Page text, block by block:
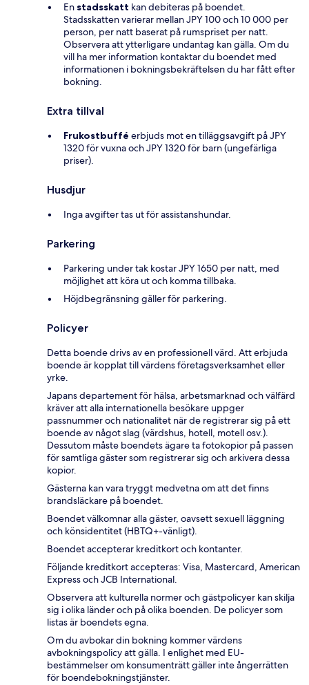
En stadsskatt kan debiteras på boendet.
Stadsskatten varierar mellan JPY 100 och 10 000 per
person, per natt baserat på rumspriset per natt.
Observera att ytterligare undantag kan gälla. Om du
vill ha mer information kontaktar du boendet med
informationen i bokningsbekräftelsen du har fått efter
bokning.
Extra tillval
Frukostbuffé erbjuds mot en tilläggsavgift på JPY
1320 för vuxna och JPY 1320 för barn (ungefärliga
priser).
Husdjur
Inga avgifter tas ut för assistanshundar.
Parkering
Parkering under tak kostar JPY 1650 per natt, med
möjlighet att köra ut och komma tillbaka.
Höjdbegränsning gäller för parkering.
Policyer
Detta boende drivs av en professionell värd. Att erbjuda
boende är kopplat till värdens företagsverksamhet eller
yrke.
Japans departement för hälsa, arbetsmarknad och välfärd
kräver att alla internationella besökare uppger
passnummer och nationalitet när de registrerar sig på ett
boende av något slag (värdshus, hotell, motell osv.).
Dessutom måste boendets ägare ta fotokopior på passen
för samtliga gäster som registrerar sig och arkivera dessa
kopior.
Gästerna kan vara tryggt medvetna om att det finns
brandsläckare på boendet.
Boendet välkomnar alla gäster, oavsett sexuell läggning
och könsidentitet (HBTQ+-vänligt).
Boendet accepterar kreditkort och kontanter.
Följande kreditkort accepteras: Visa, Mastercard, American
Express och JCB International.
Observera att kulturella normer och gästpolicyer kan skilja
sig i olika länder och på olika boenden. De policyer som
listas är boendets egna.
Om du avbokar din bokning kommer värdens
avbokningspolicy att gälla. I enlighet med EU-
bestämmelser om konsumenträtt gäller inte ångerrätten
för boendebokningstjänster.